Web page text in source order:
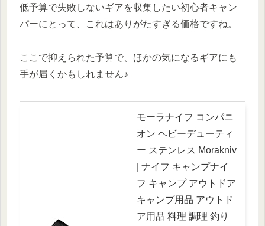
低予算で失敗しないギアを収集したい初心者キャン
パーにとって、これはありがたすぎる価格ですね。
ここで抑えられた予算で、ほかの気になるギアにも
手が届くかもしれません♪
モーラナイフ コンパニ
オン ヘビーデューティ
ー ステンレス Morakniv
| ナイフ キャンプナイ
フ キャンプ アウトドア
キャンプ用品 アウトド
ア用品 料理 調理 釣り